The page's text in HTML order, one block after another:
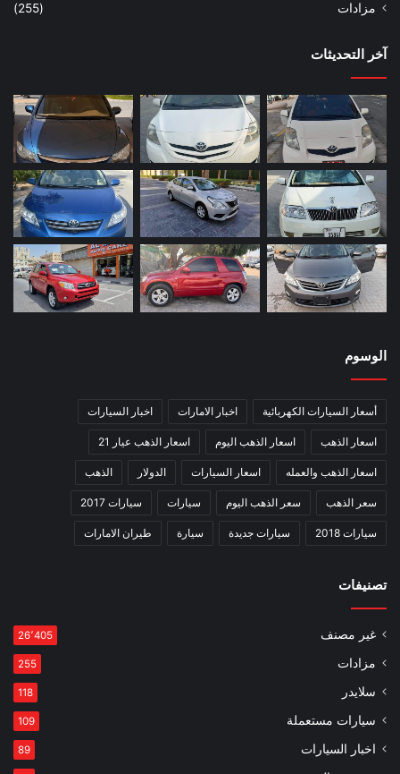
مزادات
(255)
آخر التحديثات
الوسوم
أسعار السيارات الكهربائية اخبار الامارات اخبار السيارات
اسعار الذهب اسعار الذهب اليوم اسعار الذهب عيار 21
اسعار الذهب والعمله اسعار السيارات الدولار الذهب
سعر الذهب سعر الذهب اليوم سيارات سيارات 2017
سيارات 2018 سيارات جديدة سيارة طيران الامارات
تصنيفات
غير مصنف 26٬405
مزادات 255
سلايدر 118
سيارات مستعملة 109
اخبار السيارات 89